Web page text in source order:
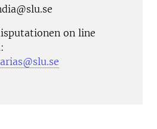
on line